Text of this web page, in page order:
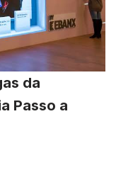
da
Passo a